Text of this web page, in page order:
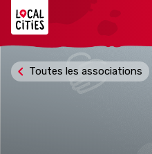
Toutes les associations